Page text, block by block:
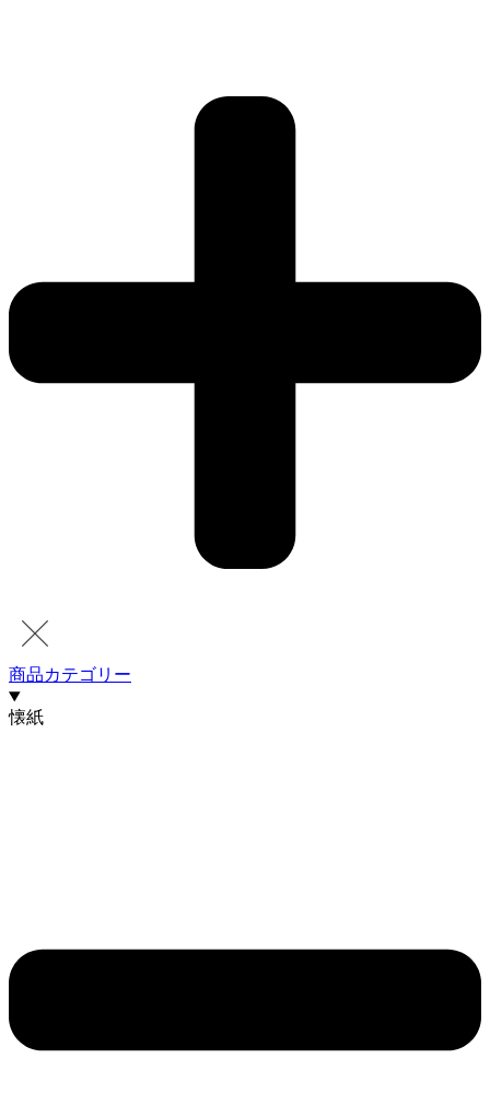
商品カテゴリー
懐紙